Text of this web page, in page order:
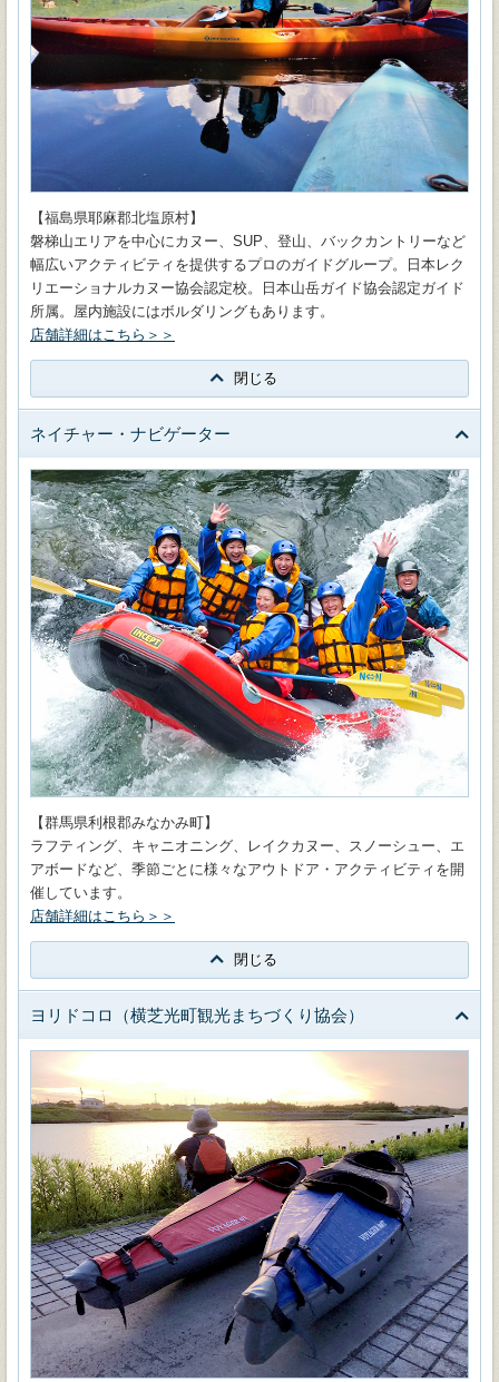
【福島県耶麻郡北塩原村】
磐梯山エリアを中心にカヌー、SUP、登山、バックカントリーなど
幅広いアクティビティを提供するプロのガイドグループ。日本レク
リエーショナルカヌー協会認定校。日本山岳ガイド協会認定ガイド
所属。屋内施設にはボルダリングもあります。
店舗詳細はこちら＞＞
閉じる
ネイチャー・ナビゲーター
【群馬県利根郡みなかみ町】
ラフティング、キャニオニング、レイクカヌー、スノーシュー、エ
アボードなど、季節ごとに様々なアウトドア・アクティビティを開
催しています。
店舗詳細はこちら＞＞
閉じる
ヨリドコロ（横芝光町観光まちづくり協会）